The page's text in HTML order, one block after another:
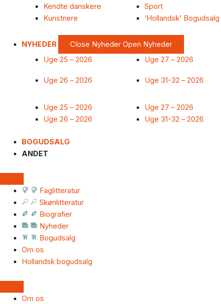
Kendte danskere
Kunstnere
Sport
‘Hollandsk’ Bogudsalg
NYHEDER Close Nyheder Open Nyheder
Uge 25 – 2026
Uge 26 – 2026
Uge 27 – 2026
Uge 31-32 – 2026
Uge 25 – 2026
Uge 26 – 2026
Uge 27 – 2026
Uge 31-32 – 2026
BOGUDSALG
ANDET
Faglitteratur
Skønlitteratur
Biografier
Nyheder
Bogudsalg
Om os
Hollandsk bogudsalg
Om os